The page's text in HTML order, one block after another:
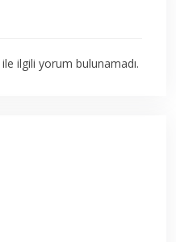
ilgili yorum bulunamadı.